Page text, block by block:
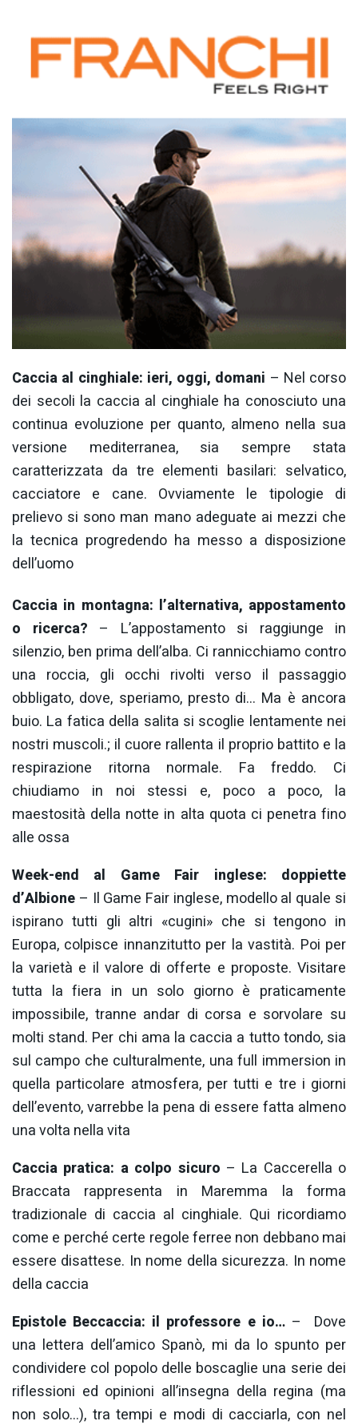
Caccia al cinghiale: ieri, oggi, domani – Nel corso
dei secoli la caccia al cinghiale ha conosciuto una
continua evoluzione per quanto, almeno nella sua
versione mediterranea, sia sempre stata
caratterizzata da tre elementi basilari: selvatico,
cacciatore e cane. Ovviamente le tipologie di
prelievo si sono man mano adeguate ai mezzi che
la tecnica progredendo ha messo a disposizione
dell’uomo
Caccia in montagna: l’alternativa, appostamento
o ricerca? – L’appostamento si raggiunge in
silenzio, ben prima dell’alba. Ci rannicchiamo contro
una roccia, gli occhi rivolti verso il passaggio
obbligato, dove, speriamo, presto di… Ma è ancora
buio. La fatica della salita si scoglie lentamente nei
nostri muscoli.; il cuore rallenta il proprio battito e la
respirazione ritorna normale. Fa freddo. Ci
chiudiamo in noi stessi e, poco a poco, la
maestosità della notte in alta quota ci penetra fino
alle ossa
Week-end al Game Fair inglese: doppiette
d’Albione – Il Game Fair inglese, modello al quale si
ispirano tutti gli altri «cugini» che si tengono in
Europa, colpisce innanzitutto per la vastità. Poi per
la varietà e il valore di offerte e proposte. Visitare
tutta la fiera in un solo giorno è praticamente
impossibile, tranne andar di corsa e sorvolare su
molti stand. Per chi ama la caccia a tutto tondo, sia
sul campo che culturalmente, una full immersion in
quella particolare atmosfera, per tutti e tre i giorni
dell’evento, varrebbe la pena di essere fatta almeno
una volta nella vita
Caccia pratica: a colpo sicuro – La Caccerella o
Braccata rappresenta in Maremma la forma
tradizionale di caccia al cinghiale. Qui ricordiamo
come e perché certe regole ferree non debbano mai
essere disattese. In nome della sicurezza. In nome
della caccia
Epistole Beccaccia: il professore e io…– Dove
una lettera dell’amico Spanò, mi da lo spunto per
condividere col popolo delle boscaglie una serie dei
riflessioni ed opinioni all’insegna della regina (ma
non solo…), tra tempi e modi di cacciarla, con nel